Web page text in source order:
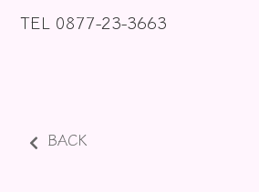
TEL 0877-23-3663
BACK